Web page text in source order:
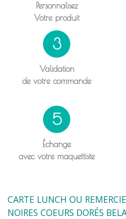
Personnalisez
Votre produit
3
Validation
de votre commande
5
Échange
avec votre maquettiste
CARTE LUNCH OU
NOIRES COEURS DORÉS